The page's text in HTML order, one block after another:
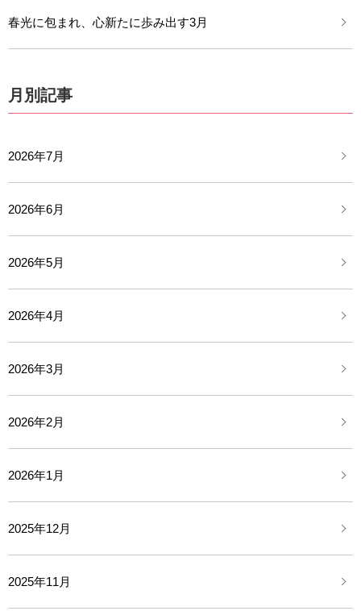
春光に包まれ、心新たに歩み出す3月
月別記事
2026年7月
2026年6月
2026年5月
2026年4月
2026年3月
2026年2月
2026年1月
2025年12月
2025年11月